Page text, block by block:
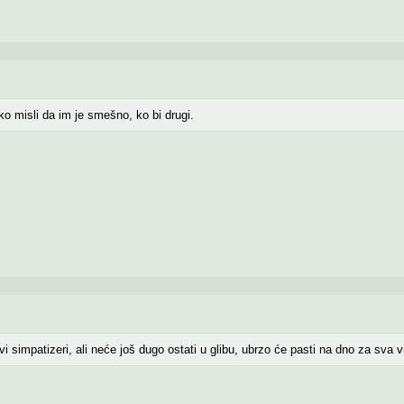
misli da im je smešno, ko bi drugi.
simpatizeri, ali neće još dugo ostati u glibu, ubrzo će pasti na dno za sva